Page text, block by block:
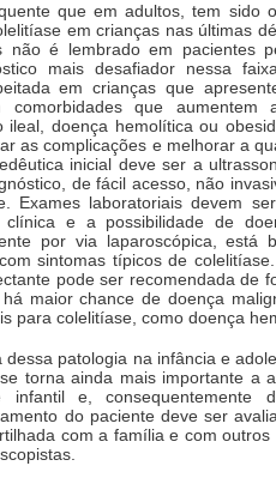
que em adultos, tem sido
em crianças nas últimas
não é lembrado em pacientes
mais desafiador nessa
em crianças que
comorbidades que aumentem
ileal, doença hemolítica ou
as complicações e melhorar a
inicial deve ser a
de fácil acesso, não
Exames laboratoriais devem
e a possibilidade de
por via laparoscópica, está
sintomas típicos de
pode ser recomendada de
maior chance de doença
para colelitíase, como doença
patologia na infância e
torna ainda mais importante a
infantil e, consequentemente
do paciente deve ser
com a família e com outros